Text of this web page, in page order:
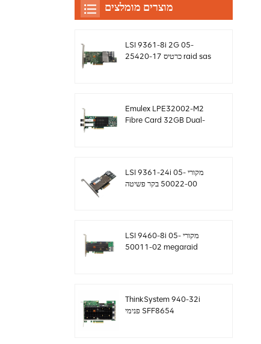
מוצרים מומלצים
LSI 9361-8i 2G 05-
25420-17 כרטיס raid sas
Emulex LPE32002-M2
Fibre Card 32GB Dual-
LSI 9361-24i מקורי 05-
50022-00 בקר פשיטה
LSI 9460-8i מקורי 05-
50011-02 megaraid
ThinkSystem 940-32i
פנימי SFF8654